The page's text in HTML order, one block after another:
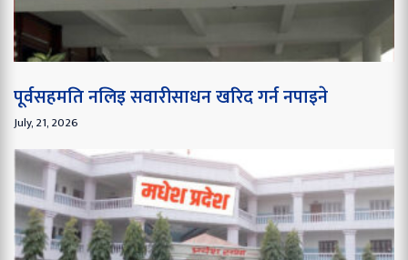
पूर्वसहमति नलिइ सवारीसाधन खरिद गर्न नपाइने
July, 21, 2026